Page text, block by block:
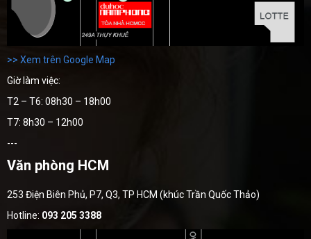
>> Xem trên Google Map
Giờ làm việc:
T2 – T6: 08h30 – 18h00
T7: 8h30 – 12h00
---
Văn phòng HCM
253 Điện Biên Phủ, P7, Q3, TP HCM (khúc Trần Quốc Thảo)
Hotline: 093 205 3388